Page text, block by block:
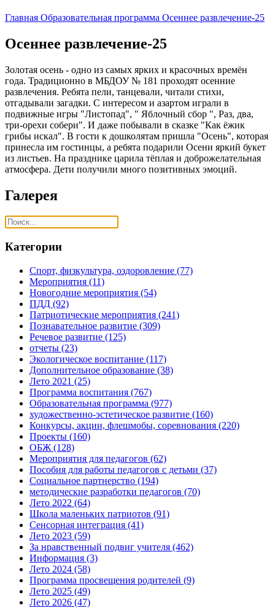
Главная Образовательная программа Осеннее развлечение-25
Осеннее развлечение-25
Золотая осень - одно из самых ярких и красочных времён
года. Традиционно в МБДОУ № 181 проходят осенние
развлечения. Ребята пели, танцевали, читали стихи,
отгадывали загадки. С интересом и азартом играли в
подвижные игры "Листопад", " Яблочный сбор ", Раз, два,
три-орехи собери". И даже побывали в сказке "Как ëжик
грибы искал". В гости к дошколятам пришла "Осень", которая
принесла им гостинцы, а ребята подарили Осени яркий букет
из листьев. На празднике царила тëплая и доброжелательная
атмосфера. Дети получили много позитивных эмоций.
Галерея
Категории
Спорт, физкультура, оздоровление (77)
Мероприятия (11)
Новогодние мероприятия (54)
ПДД (92)
Патриотические мероприятия (241)
Познавательное развитие (309)
Речевое развитие (125)
отчеты (23)
Экологическое воспитание (117)
Дополнительное образование (38)
Лето 2021 (25)
Программа воспитания (767)
Образовательная программа (977)
художественно-эстетическое развитие (160)
Конкурсы, акции, флешмобы, соревнования (220)
Проекты (160)
ОБЖ (128)
Мероприятия для педагогов (62)
Пособия для работы педагогов с детьми (37)
Социальное партнерство (194)
методические разработки педагогов (70)
Лето 2022 (64)
Школа маленьких патриотов (91)
Сенсорная интеграция (41)
Лето 2023 (59)
За нравственный подвиг учителя (462)
Информация (3)
Лето 2024 (58)
Программа просвещения родителей (9)
Лето 2025 (49)
Лето 2026 (47)